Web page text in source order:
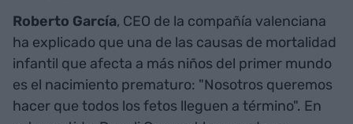
Roberto García, CEO de la compañía valenciana
ha explicado que una de las causas de mortalidad
infantil que afecta a más niños del primer mundo
es el nacimiento prematuro: "Nosotros queremos
hacer que todos los fetos lleguen a término". En